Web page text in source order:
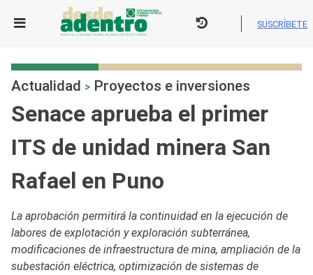
SUSCRÍBETE
Actualidad > Proyectos e inversiones
Senace aprueba el primer
ITS de unidad minera San
Rafael en Puno
La aprobación permitirá la continuidad en la ejecución de
labores de explotación y exploración subterránea,
modificaciones de infraestructura de mina, ampliación de la
subestación eléctrica, optimización de sistemas de